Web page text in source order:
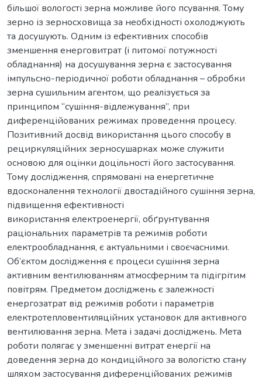
більшої вологості зерна можливе його псування. Тому
зерно із зерносховища за необхідності охолоджують
та досушують. Одним із ефективних способів
зменшення енерговитрат (і питомої потужності
обладнання) на досушування зерна є застосування
імпульсно-періодичної роботи обладнання – обробки
зерна сушильним агентом, що реалізується за
принципом “сушіння-відлежування”, при
диференційованих режимах проведення процесу.
Позитивний досвід використання цього способу в
рециркуляційних зерносушарках може служити
основою для оцінки доцільності його застосування.
Тому дослідження, спрямовані на енергетичне
вдосконалення технології двостадійного сушіння зерна,
підвищення ефективності
використання електроенергії, обґрунтування
раціональних параметрів та режимів роботи
електрообладнання, є актуальними і своєчасними.
Об’єктом дослідження є процеси сушіння зерна
активним вентилюванням атмосферним та підігрітим
повітрям. Предметом досліджень є залежності
енергозатрат від режимів роботи і параметрів
електротепловентиляційних установок для активного
вентилювання зерна. Мета і задачі досліджень. Мета
роботи полягає у зменшенні витрат енергії на
доведення зерна до кондиційного за вологістю стану
шляхом застосування диференційованих режимів